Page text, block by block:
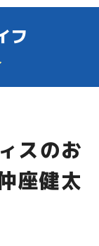
フ
スのお
座健太